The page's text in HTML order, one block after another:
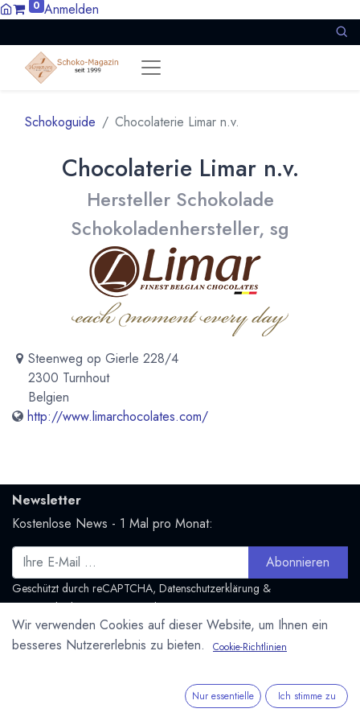
0 Anmelden
Schokoguide Chocolaterie Limar n.v.
Chocolaterie Limar n.v.
Hersteller Schokolade
Schokoladenhersteller, sg
Steenweg op Gierle 228/4
2300 Turnhout
Belgien
http://www.limarchocolates.com/
Newsletter
Kostenlose News - 1 Mal pro Monat:
Abonnieren
Geschützt durch reCAPTCHA, Datenschutzerklärung &
Nutzungsbedingungenanwenden.
Social Media
Wir verwenden Cookies auf dieser Website, um Ihnen ein
besseres Nutzererlebnis zu bieten.
Cookie-Richtlinien
Nur essentielle Ich stimme zu